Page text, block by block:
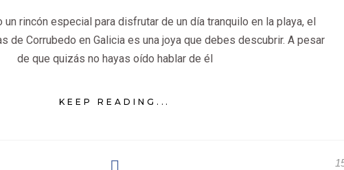
rincón especial para disfrutar de un día tranquilo en la playa, el
de Corrubedo en Galicia es una joya que debes descubrir. A pesar
de que quizás no hayas oído hablar de él
KEEP READING...